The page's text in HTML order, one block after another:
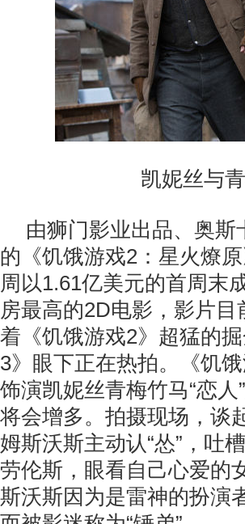
凯妮丝与青
由狮门影业出品、奥斯
的《饥饿游戏2：星火燎
周以1.61亿美元的首周末
房最高的2D电影，影片
着《饥饿游戏2》超猛的
3》眼下正在热拍。《饥
饰演凯妮丝青梅竹马“恋
将会增多。拍摄现场，谈
姆斯沃斯主动认“怂”，吐
劳伦斯，眼看自己心爱的
斯沃斯因为是雷神的扮演